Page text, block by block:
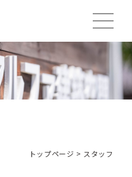
トップページ > スタッフ